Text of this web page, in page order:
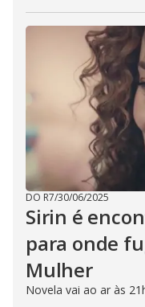
DO R7/30/06/2025
Sirin é
para onde
Mulher
Novela vai ao ar às